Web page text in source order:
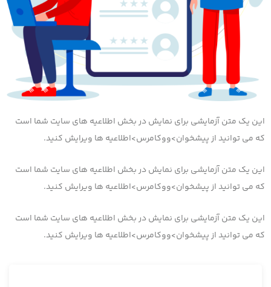
یک متن آزمایشی برای نمایش در بخش اطلاعیه های سایت شما است
می توانید از پیشخوان>ووکامرس>اطلاعیه ها ویرایش کنید.
یک متن آزمایشی برای نمایش در بخش اطلاعیه های سایت شما است
می توانید از پیشخوان>ووکامرس>اطلاعیه ها ویرایش کنید.
یک متن آزمایشی برای نمایش در بخش اطلاعیه های سایت شما است
می توانید از پیشخوان>ووکامرس>اطلاعیه ها ویرایش کنید.